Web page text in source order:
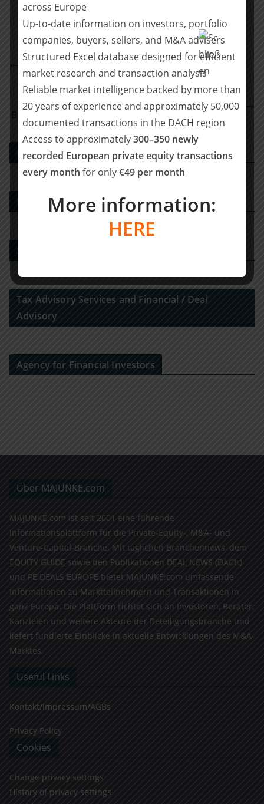
wedi wird Teil der ARDEX Gruppe – Metzler
Corporate Finance hat wedi exklusiv als M&A-
Ehemaliger PwC Corporate Finance Partner Julian
Brown wird neuer CEO von Clearwater International
PE DEALS EUROPE
M&A-Beratungshaus
Strategy Consulting
Tax Advisory Services and Financial / Deal
Advisory
Agency for Financial Investors
Über MAJUNKE.com
MAJUNKE.com ist seit 2001 eine führende
Informationsplattform für die Private-Equity-, M&A- und
Venture-Capital-Branche. Mit täglichen Branchennews, dem
EQUITY GUIDE sowie den Publikationen DEAL NEWS (DACH)
und PE DEALS EUROPE bietet MAJUNKE.com umfassende
Informationen zu Marktteilnehmern und Transaktionen in
ganz Europa. Die Plattform richtet sich an Investoren, Berater,
Kanzleien und weitere Akteure der Beteiligungsbranche und
liefert fundierte Einblicke in aktuelle Entwicklungen des M&A-
Marktes.
Useful Links
Kontakt/Impressum/AGBs
Privacy Policy
Cookies
Change privacy settings
History of privacy settings
across Europe
Up-to-date information on investors, portfolio
companies, buyers, sellers, and M&A advisers
Structured Excel database designed for efficient
market research and transaction analysis
Reliable market intelligence backed by more than
20 years of experience and approximately 50,000
documented transactions in the DACH region
Access to approximately300–350 newly
recorded European private equity transactions
every month for only€49 per month
More information:
HERE